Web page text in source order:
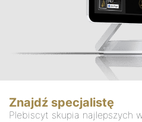
Znajdź specjalistę
Plebiscyt skupia najlepszych